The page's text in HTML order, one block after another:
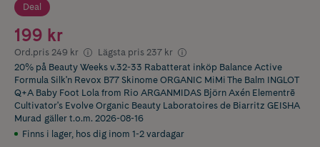
Deal
199 kr
Ord.pris 249 kr Lägsta pris 237 kr
20% på Beauty Weeks v.32-33 Rabatterat inköp Balance Active
Formula Silk'n Revox B77 Skinome ORGANIC MiMi The Balm INGLOT
Q+A Baby Foot Lola from Rio ARGANMIDAS Björn Axén Elementrē
Cultivator's Evolve Organic Beauty Laboratoires de Biarritz GEISHA
Murad gäller t.o.m. 2026-08-16
Finns i lager, hos dig inom 1-2 vardagar